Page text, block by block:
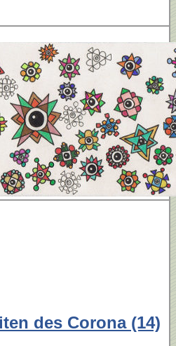
des Corona (14)